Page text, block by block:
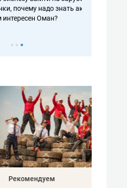
надо знать аксакалов и
Оман?